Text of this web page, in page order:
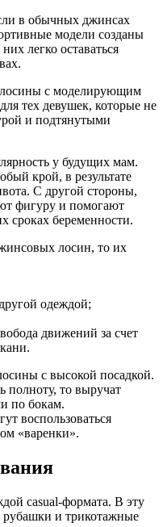
в обычных джинсах
модели созданы
легко оставаться
лосины с моделирующим
тех девушек, которые не
и подтянутыми
у будущих мам.
крой, в результате
С другой стороны,
фигуру и помогают
сроках беременности.
лосин, то их
одеждой;
движений за счет
с высокой посадкой.
полноту, то выручат
по бокам.
воспользоваться
«варенки».
casual-формата. В эту
рубашки и трикотажные